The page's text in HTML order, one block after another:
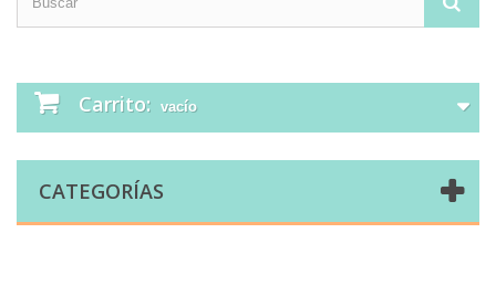
Carrito: vacío
CATEGORÍAS